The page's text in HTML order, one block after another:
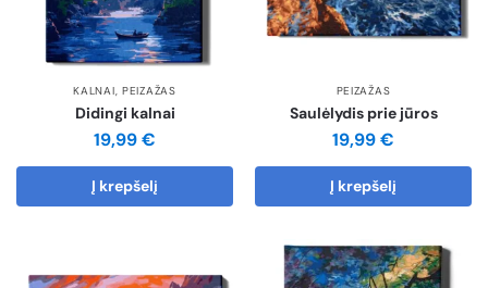
KALNAI, PEIZAŽAS
Didingi kalnai
19,99€
Į krepšelį
PEIZAŽAS
Saulėlydis prie jūros
19,99€
Į krepšelį